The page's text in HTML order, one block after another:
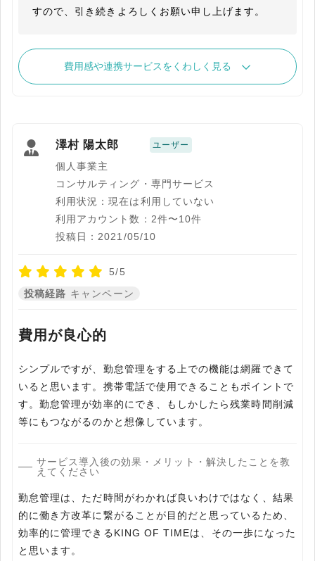
すので、引き続きよろしくお願い申し上げます。
費用感や連携サービスをくわしく見る
澤村 陽太郎 ユーザー
個人事業主
コンサルティング・専門サービス
利用状況：現在は利用していない
利用アカウント数：2件〜10件
投稿日：2021/05/10
5/5
投稿経路 キャンペーン
費用が良心的
シンプルですが、勤怠管理をする上での機能は網羅できて
いると思います。携帯電話で使用できることもポイントで
す。勤怠管理が効率的にでき、もしかしたら残業時間削減
等にもつながるのかと想像しています。
サービス導入後の効果・メリット・解決したことを教
えてください
勤怠管理は、ただ時間がわかれば良いわけではなく、結果
的に働き方改革に繋がることが目的だと思っているため、
効率的に管理できるKING OF TIMEは、その一歩になった
と思います。